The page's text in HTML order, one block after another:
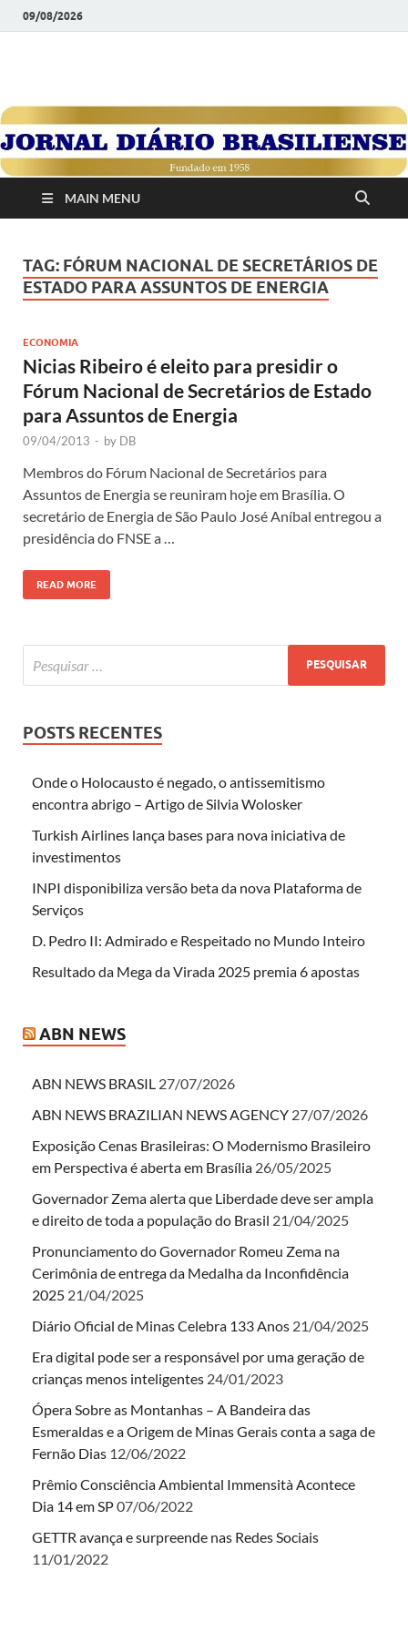
09/08/2026
JORNAL DIÁRIO
BRASILIENSE
1958
MAIN MENU
TAG: FÓRUM NACIONAL DE SECRETÁRIOS DE
ESTADO PARA ASSUNTOS DE ENERGIA
ECONOMIA
Nicias Ribeiro é eleito para presidir o
Fórum Nacional de Secretários de Estado
para Assuntos de Energia
09/04/2013 - by DB
Membros do Fórum Nacional de Secretários para
Assuntos de Energia se reuniram hoje em Brasília. O
secretário de Energia de São Paulo José Aníbal entregou a
presidência do FNSE a …
READ MORE
POSTS RECENTES
Onde o Holocausto é negado, o antissemitismo
encontra abrigo – Artigo de Silvia Wolosker
Turkish Airlines lança bases para nova iniciativa de
investimentos
INPI disponibiliza versão beta da nova Plataforma de
Serviços
D. Pedro II: Admirado e Respeitado no Mundo Inteiro
Resultado da Mega da Virada 2025 premia 6 apostas
ABN NEWS
ABN NEWS BRASIL 27/07/2026
ABN NEWS BRAZILIAN NEWS AGENCY 27/07/2026
Exposição Cenas Brasileiras: O Modernismo Brasileiro
em Perspectiva é aberta em Brasília 26/05/2025
Governador Zema alerta que Liberdade deve ser ampla
e direito de toda a população do Brasil 21/04/2025
Pronunciamento do Governador Romeu Zema na
Cerimônia de entrega da Medalha da Inconfidência
2025 21/04/2025
Diário Oficial de Minas Celebra 133 Anos 21/04/2025
Era digital pode ser a responsável por uma geração de
crianças menos inteligentes 24/01/2023
Ópera Sobre as Montanhas – A Bandeira das
Esmeraldas e a Origem de Minas Gerais conta a saga de
Fernão Dias 12/06/2022
Prêmio Consciência Ambiental Immensità Acontece
Dia 14 em SP07/06/2022
GETTR avança e surpreende nas Redes Sociais
11/01/2022